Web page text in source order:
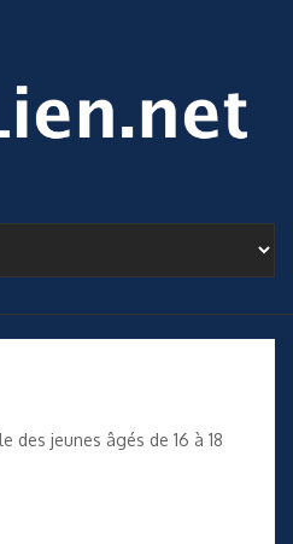
des jeunes âgés de 16 à 18